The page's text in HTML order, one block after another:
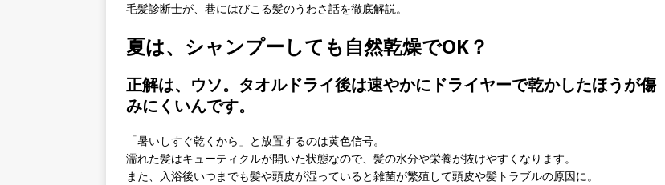
毛髪診断士が、巷にはびこる髪のうわさ話を徹底解説。
夏は、シャンプーしても自然乾燥でOK？
正解は、ウソ。タオルドライ後は速やかにドライヤーで乾かしたほうが傷
みにくいんです。
「暑いしすぐ乾くから」と放置するのは黄色信号。
濡れた髪はキューティクルが開いた状態なので、髪の水分や栄養が抜けやすくなります。
また、入浴後いつまでも髪や頭皮が湿っていると雑菌が繁殖して頭皮や髪トラブルの原因に。